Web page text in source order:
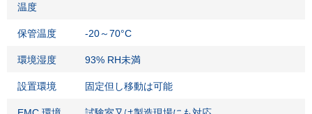
温度
保管温度 -20～70°C
環境湿度 93% RH未満
設置環境 固定但し移動は可能